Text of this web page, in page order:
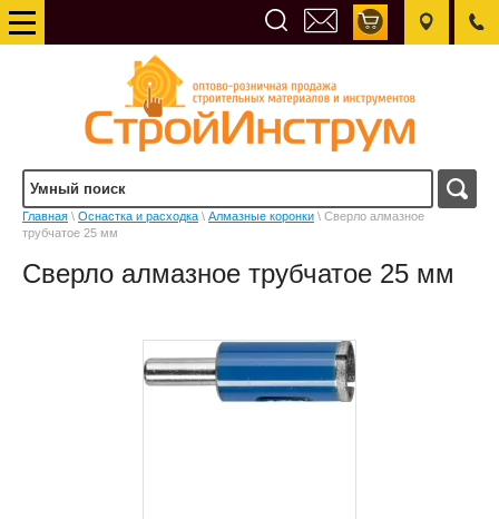
Главная \ Оснастка и расходка \ Алмазные коронки \ Сверло алмазное
трубчатое 25 мм
Сверло алмазное трубчатое 25 мм